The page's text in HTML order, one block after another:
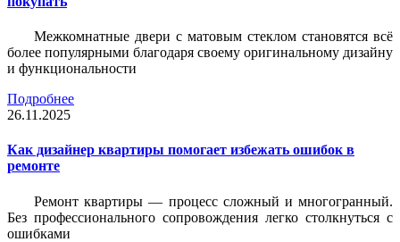
Межкомнатные двери с матовым стеклом становятся всё
более популярными благодаря своему оригинальному дизайну
и функциональности
Подробнее
26.11.2025
Как дизайнер квартиры помогает избежать ошибок в
ремонте
Ремонт квартиры — процесс сложный и многогранный.
Без профессионального сопровождения легко столкнуться с
ошибками